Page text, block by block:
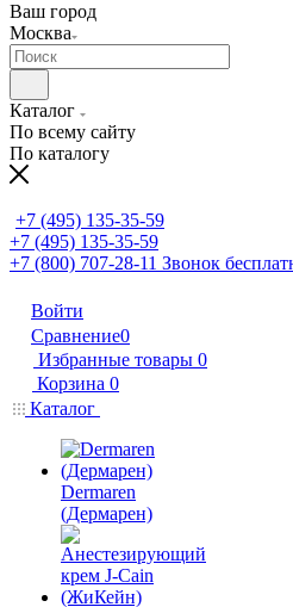
Ваш город
Москва
Каталог
По всему сайту
По каталогу
+7 (495) 135-35-59
+7 (495) 135-35-59
+7 (800) 707-28-11 Звонок
Войти
Сравнение0
Избранные товары 0
Корзина 0
Каталог
Dermaren
(Дермарен)